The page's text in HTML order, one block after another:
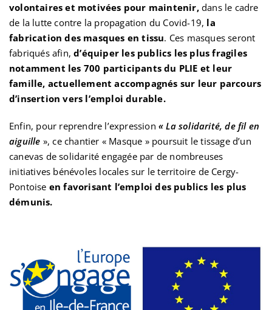
volontaires et motivées pour maintenir,dans le cadre
de la lutte contre la propagation du Covid-19, la
fabrication des masques en tissu. Ces masques seront
fabriqués afin,d’équiper les publics les plus fragiles
notamment les 700 participants du PLIE et leur
famille, actuellement accompagnés sur leur parcours
d’insertion vers l’emploi durable.
Enfin, pour reprendre l’expression « La solidarité, de fil en
aiguille », ce chantier « Masque » poursuit le tissage d’un
canevas de solidarité engagée par de nombreuses
initiatives bénévoles locales sur le territoire de Cergy-
Pontoise en favorisant l’emploi des publics les plus
démunis.